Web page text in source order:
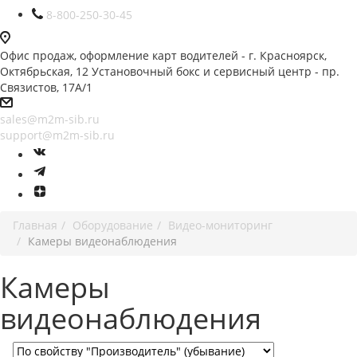
8-800-250-30-45
Офис продаж, оформление карт водителей - г. Красноярск,
Октябрьская, 12 Установочный бокс и сервисный центр - пр.
Связистов, 17А/1
sales@m2m-sib.ru
support@m2m-sib.ru
Главная Оборудование
Видео-мониторинг
Камеры видеонаблюдения
Камеры
видеонаблюдения